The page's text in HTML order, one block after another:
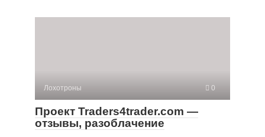
Лохотроны 0
Проект Traders4trader.com —
отзывы, разоблачение